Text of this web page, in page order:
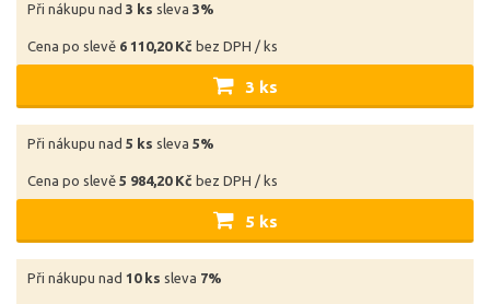
Při nákupu nad 3 ks sleva 3%
Cena po slevě 6 110,20 Kč bez DPH / ks
3 ks
Při nákupu nad 5 ks sleva 5%
Cena po slevě 5 984,20 Kč bez DPH / ks
5 ks
Při nákupu nad 10 ks sleva 7%